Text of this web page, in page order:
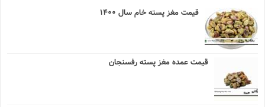
قیمت مغز پسته خام سال ۱۴۰۰
قیمت عمده مغز پسته رفسنجان